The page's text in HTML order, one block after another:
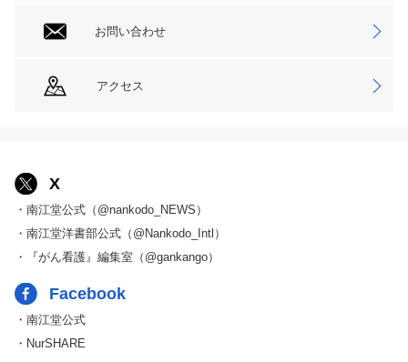
お問い合わせ
アクセス
X
・南江堂公式（@nankodo_NEWS）
・南江堂洋書部公式（@Nankodo_Intl）
・『がん看護』編集室（@gankango）
Facebook
・南江堂公式
・NurSHARE